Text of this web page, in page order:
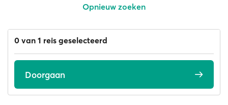
Opnieuw zoeken
0 van 1 reis geselecteerd
Doorgaan